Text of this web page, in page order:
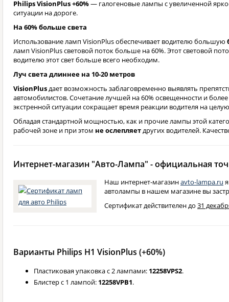
Philips VisionPlus +60%— галогеновые лампы с увеличенной
ситуации на дороге.
На 60% больше света
Использование ламп VisionPlus обеспечивает водителю большую
ламп VisionPlus световой поток больше на 60%. Этот световой
водителю этот свет больше всего необходим.
Луч света длиннее на 10-20 метров
VisionPlusдает возможность заблаговременно выявлять
автомобилистов. Сочетание лучшей на 60% освещенности и
экстренной ситуации сокращает время реакции водителя на
Обладая стандартной мощностью, как и прочие лампы этой
рабочей зоне и при этом не ослепляетдругих водителей.
Интернет-магазин "Авто-Лампа" - официальная
Наш интернет-магазинavto-lampa.ru
автолампы в нашем магазине вы
Сертификат действителен до 31
Варианты Philips H1 VisionPlus (+60%)
Пластиковая упаковка с 2 лампами: 12258VPS2.
Блистер с 1 лампой: 12258VPB1.